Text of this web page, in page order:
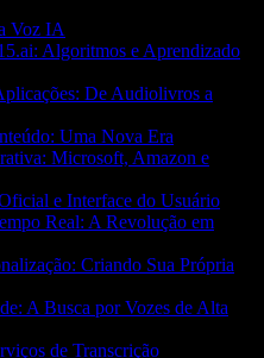
Voz IA
Algoritmos e Aprendizado
De Audiolivros a
Uma Nova Era
Microsoft, Amazon e
e Interface do Usuário
Real: A Revolução em
Criando Sua Própria
A Busca por Vozes de Alta
de Transcrição